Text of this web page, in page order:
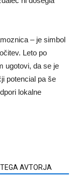
– je simbol
Leto po
ugotovi, da se je
potencial pa še
lokalne
AVTORJA